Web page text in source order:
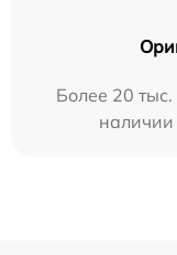
Более 20 тыс.
наличии